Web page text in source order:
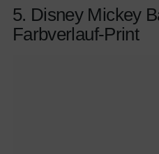
5. Disney Mickey
Farbverlauf-Print